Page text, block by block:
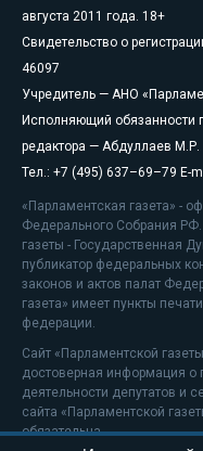
августа 2011 года. 18+
Свидетельство о
46097
Учредитель — АНО
Исполняющий обязанности
редактора — Абдуллаев М.Р.
Тел.: +7 (495) 637–69–79 E-
«Парламентская газета» -
Федерального Собрания
газеты - Государственная
публикатор федеральных
законов и актов палат
газета» имеет пункты
федерации.
Сайт «Парламентской
достоверная информация о
деятельности депутатов и
сайта «Парламентской
обязательна.